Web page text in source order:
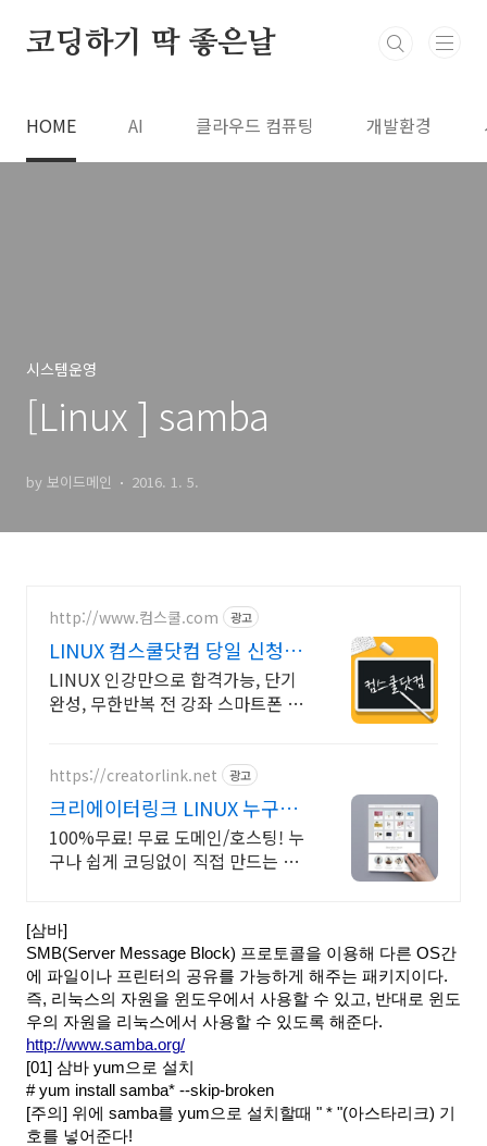
코딩하기 딱 좋은날
HOME AI 클라우드 컴퓨팅 개발환경
시스템운영
[Linux ] samba
by 보이드메인 2016. 1. 5.
http://www.컴스쿨.com 광고
LINUX 컴스쿨닷컴 당일 신청&
결제시 기프티콘!
LINUX 인강만으로 합격가능, 단기
완성, 무한반복 전 강좌 스마트폰 학
https://creatorlink.net 광고
크리에이터링크 LINUX 누구나
만드는 홈페이지
100%무료! 무료 도메인/호스팅! 누
구나 쉽게 코딩없이 직접 만드는 홈
크리에이터링크에서.
[삼바]
SMB(Server Message Block) 프로토콜을 이용해 다른 OS간
에 파일이나 프린터의 공유를 가능하게 해주는 패키지이다.
즉, 리눅스의 자원을 윈도우에서 사용할 수 있고, 반대로 윈도
우의 자원을 리눅스에서 사용할 수 있도록 해준다.
http://www.samba.org/
[01] 삼바 yum으로 설치
# yum install samba* --skip-broken
[주의] 위에 samba를 yum으로 설치할때 " * "(아스타리크) 기
호를 넣어준다!